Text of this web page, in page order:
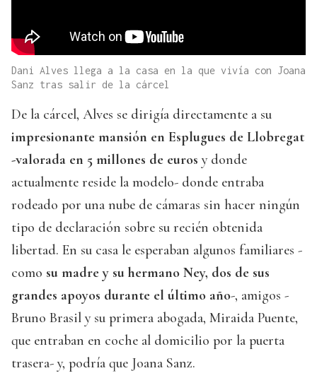
Dani Alves llega a la casa en la que vivía con Joana
Sanz tras salir de la cárcel
De la cárcel, Alves se dirigía directamente a su
impresionante mansión en Esplugues de Llobregat
-valorada en 5 millones de euros y donde
actualmente reside la modelo- donde entraba
rodeado por una nube de cámaras sin hacer ningún
tipo de declaración sobre su recién obtenida
libertad. En su casa le esperaban algunos familiares -
como su madre y su hermano Ney, dos de sus
grandes apoyos durante el último año-, amigos -
Bruno Brasil y su primera abogada, Miraida Puente,
que entraban en coche al domicilio por la puerta
trasera- y, podría que Joana Sanz.